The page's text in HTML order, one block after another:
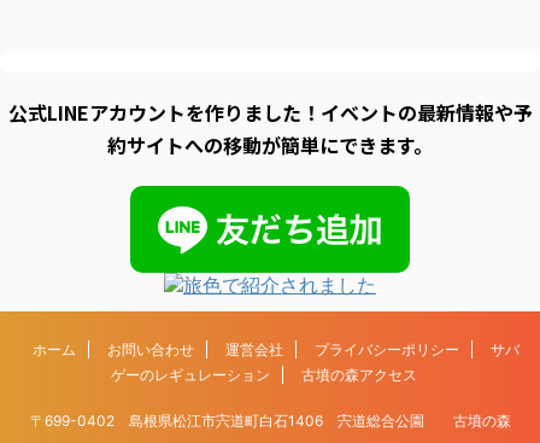
公式LINEアカウントを作りました！イベントの最新情報や予
約サイトへの移動が簡単にできます。
ホーム お問い合わせ 運営会社 プライバシーポリシー
サバ
ゲーのレギュレーション
古墳の森アクセス
〒699-0402 島根県松江市宍道町白石1406 宍道総合公園 古墳の森